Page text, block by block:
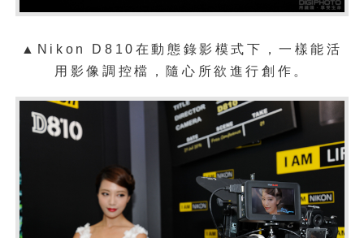
▲ Nikon D810在動態錄影模式下，一樣能活
用影像調控檔，隨心所欲進行創作。